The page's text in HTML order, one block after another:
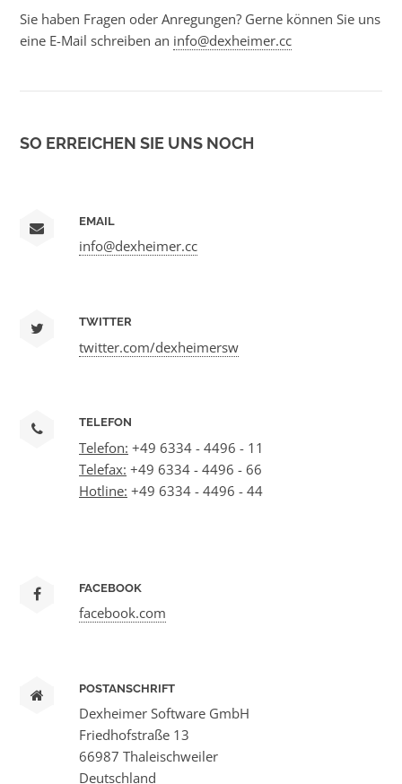
Sie haben Fragen oder Anregungen? Gerne können Sie uns
eine E-Mail schreiben an info@dexheimer.cc
SO ERREICHEN SIE UNS NOCH
EMAIL
info@dexheimer.cc
TWITTER
twitter.com/dexheimersw
TELEFON
Telefon: +49 6334 - 4496 - 11
Telefax: +49 6334 - 4496 - 66
Hotline: +49 6334 - 4496 - 44
FACEBOOK
facebook.com
POSTANSCHRIFT
Dexheimer Software GmbH
Friedhofstraße 13
66987 Thaleischweiler
Deutschland